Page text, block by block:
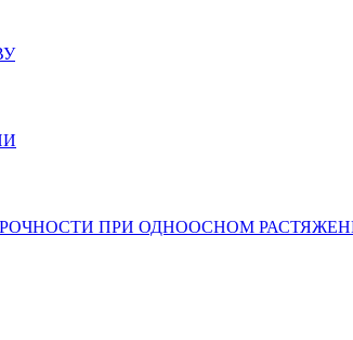
ПРОЧНОСТИ ПРИ ОДНООСНОМ